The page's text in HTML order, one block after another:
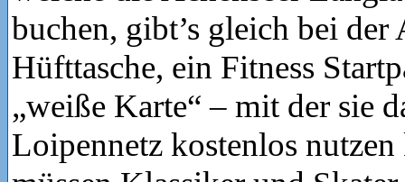
buchen, gibt’s gleich bei
Hüfttasche, ein Fitness
„weiße Karte“ – mit der sie
Loipennetz kostenlos